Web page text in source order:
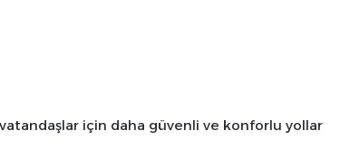
için daha güvenli ve konforlu yollar